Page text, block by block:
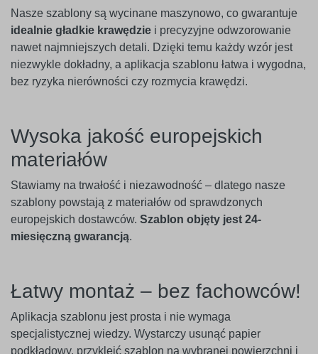
Nasze szablony są wycinane maszynowo, co gwarantuje
idealnie gładkie krawędzie i precyzyjne odwzorowanie
nawet najmniejszych detali. Dzięki temu każdy wzór jest
niezwykle dokładny, a aplikacja szablonu łatwa i wygodna,
bez ryzyka nierówności czy rozmycia krawędzi.
Wysoka jakość europejskich
materiałów
Stawiamy na trwałość i niezawodność – dlatego nasze
szablony powstają z materiałów od sprawdzonych
europejskich dostawców. Szablon objęty jest 24-
miesięczną gwarancją.
Łatwy montaż – bez fachowców!
Aplikacja szablonu jest prosta i nie wymaga
specjalistycznej wiedzy. Wystarczy usunąć papier
podkładowy, przykleić szablon na wybranej powierzchni i